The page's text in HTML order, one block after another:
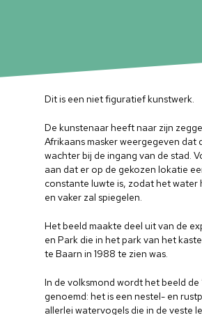
Dit is een niet figuratief kunstwerk.
De kunstenaar heeft naar zijn
Afrikaans masker weergegeven dat
wachter bij de ingang van de stad.
aan dat er op de gekozen lokatie
constante luwte is, zodat het water
en vaker zal spiegelen.
Het beeld maakte deel uit van de
en Park die in het park van het
te Baarn in 1988 te zien was.
In de volksmond wordt het beeld de
genoemd: het is een nestel- en
allerlei watervogels die in de veste